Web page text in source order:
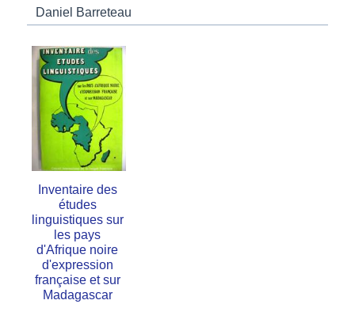
Daniel Barreteau
Inventaire des
études
linguistiques sur
les pays
d'Afrique noire
d'expression
française et sur
Madagascar